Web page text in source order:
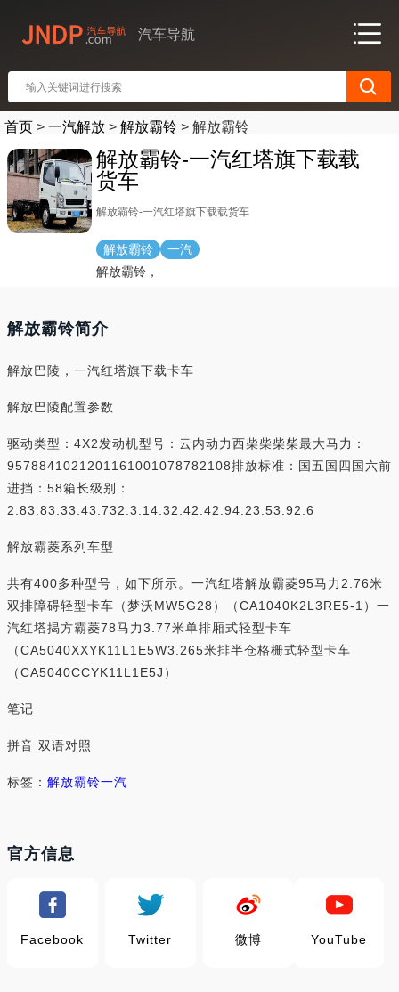
汽车导航
首页 > 一汽解放 > 解放霸铃 > 解放霸铃
解放霸铃-一汽红塔旗下载载
货车
解放霸铃-一汽红塔旗下载载货车
解放霸铃
一汽
解放霸铃，
解放霸铃简介
解放巴陵，一汽红塔旗下载卡车
解放巴陵配置参数
驱动类型：4X2发动机型号：云内动力西柴柴柴柴最大马力：
9578841021201161001078782108排放标准：国五国四国六前
进挡：58箱长级别：
2.83.83.33.43.732.3.14.32.42.42.94.23.53.92.6
解放霸菱系列车型
共有400多种型号，如下所示。一汽红塔解放霸菱95马力2.76米
双排障碍轻型卡车（梦沃MW5G28）（CA1040K2L3RE5-1）一
汽红塔揭方霸菱78马力3.77米单排厢式轻型卡车
（CA5040XXYK11L1E5W3.265米排半仓格栅式轻型卡车
（CA5040CCYK11L1E5J）
笔记
拼音 双语对照
标签： 解放霸铃一汽
官方信息
Facebook Twitter 微博 YouTube